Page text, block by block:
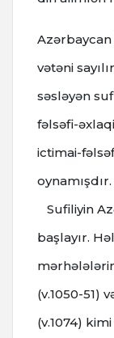
vətəni
səsləyən
fəlsəfi-
ictimai-
oynamışdır.
Sufiliyin
başlayır.
(v.1050-51)
(v.1074)